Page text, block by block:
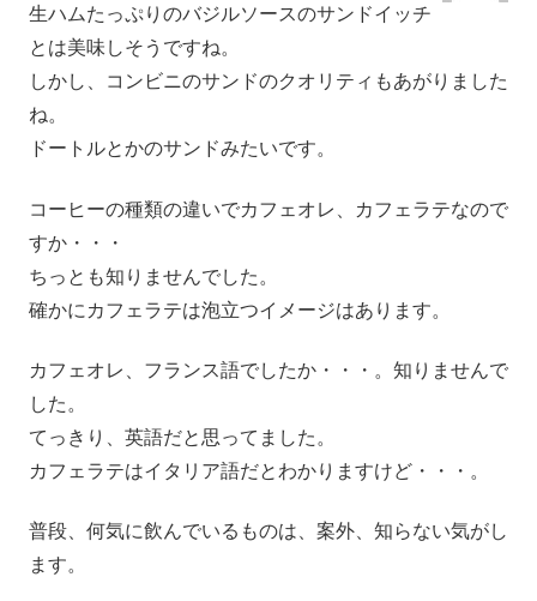
生ハムたっぷりのバジルソースのサンドイッチ
とは美味しそうですね。
しかし、コンビニのサンドのクオリティもあがりました
ね。
ドートルとかのサンドみたいです。
コーヒーの種類の違いでカフェオレ、カフェラテなので
すか・・・
ちっとも知りませんでした。
確かにカフェラテは泡立つイメージはあります。
カフェオレ、フランス語でしたか・・・。知りませんで
した。
てっきり、英語だと思ってました。
カフェラテはイタリア語だとわかりますけど・・・。
普段、何気に飲んでいるものは、案外、知らない気がし
ます。